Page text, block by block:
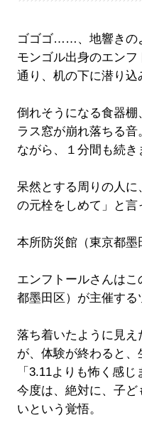
ゴゴゴ……、地響きの
モンゴル出身のエン
通り、机の下に潜り込
倒れそうになる食器
ラス窓が崩れ落ちる音
ながら、１分間も続き
呆然とする周りの人に
の元栓をしめて」と言
本所防災館（東京都墨
エンフトールさんは
都墨田区）が主催する
落ち着いたように見
が、体験が終わると、
「3.11よりも怖く感
今度は、絶対に、子
いという覚悟。